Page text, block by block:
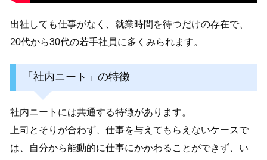
出社しても仕事がなく、就業時間を待つだけの存在で、
20代から30代の若手社員に多くみられます。
「社内ニート」の特徴
社内ニートには共通する特徴があります。
上司とそりが合わず、仕事を与えてもらえないケースで
は、自分から能動的に仕事にかかわることができず、い